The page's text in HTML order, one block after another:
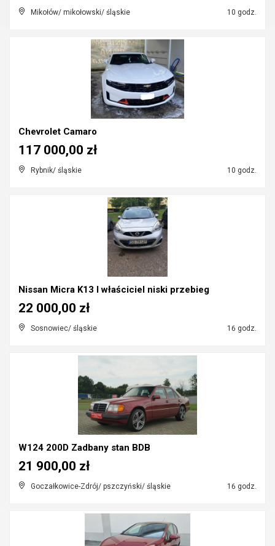
Mikołów/ mikołowski/ śląskie 10 godz.
Chevrolet Camaro
Rybnik/ śląskie 10 godz.
117 000,00 zł
Nissan Micra K13 I właściciel niski przebieg
Sosnowiec/ śląskie 16 godz.
22 000,00 zł
W124 200D Zadbany stan BDB
Goczałkowice-Zdrój/ pszczyński/ śląskie 16 godz.
21 900,00 zł